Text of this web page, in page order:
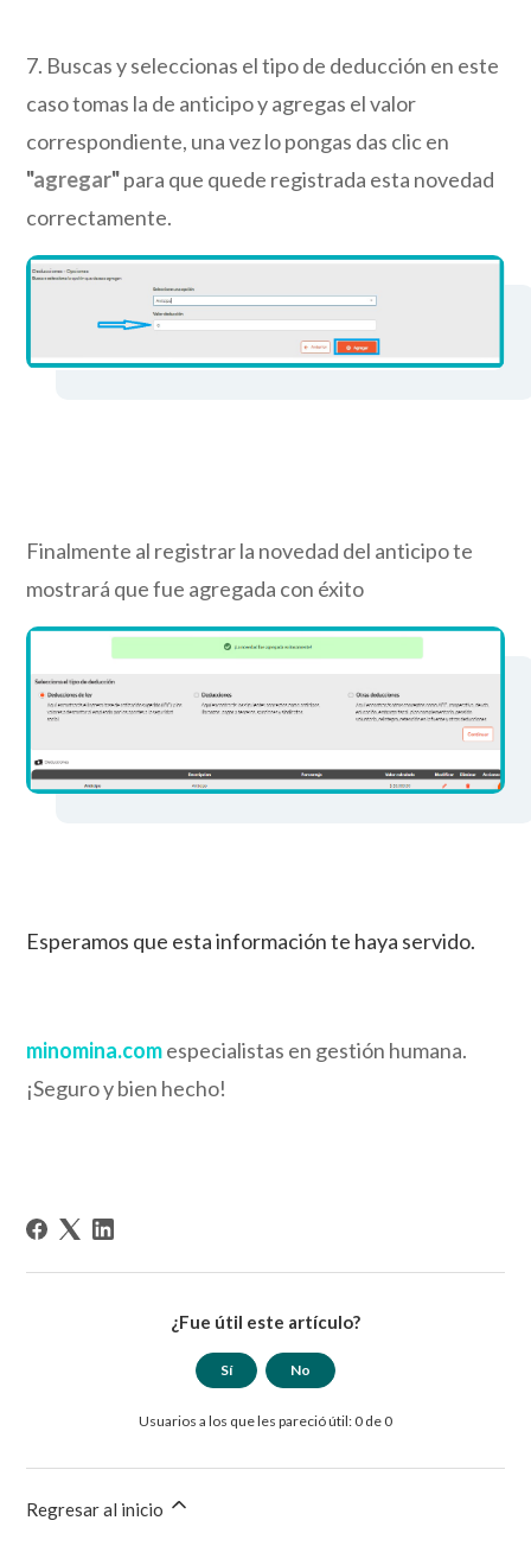
7. Buscas y seleccionas el tipo de deducción en este
caso tomas la de anticipo y agregas el valor
correspondiente, una vez lo pongas das clic en
"agregar"para que quede registrada esta novedad
correctamente.
Finalmente al registrar la novedad del anticipo te
mostrará que fue agregada con éxito
Esperamos que esta información te haya servido.
minomina.comespecialistas en gestión humana.
¡Seguro y bien hecho!
¿Fue útil este artículo?
Sí No
Usuarios a los que les pareció útil: 0 de 0
Regresar al inicio